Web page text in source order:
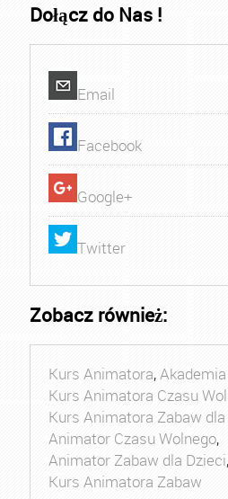
Dołącz do Nas !
Email
Facebook
Google+
Twitter
Zobacz również:
Kurs Animatora,
Kurs Animatora Czasu
Kurs Animatora Zabaw
Animator Czasu Wolnego,
Animator Zabaw dla Dzieci,
Kurs Animatora Zabaw